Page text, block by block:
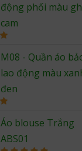
động phối màu
cam
M08 - Quần áo
lao động màu
đen
Áo blouse Trắng
ABS01